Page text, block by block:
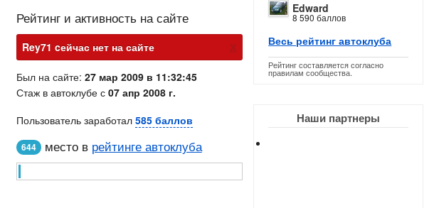
Edward
8 590 баллов
Весь рейтинг автоклуба
Рейтинг составляется согласно
правилам сообщества.
Наши партнеры
Рейтинг и активность на сайте
Rey71 cейчас нет на сайте х
Был на сайте: 27 мар 2009 в 11:32:45
Стаж в автоклубе с 07 апр 2008 г.
Пользователь заработал 585 баллов
644 место в рейтинге автоклуба